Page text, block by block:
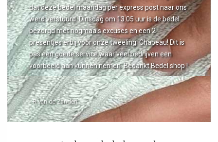
dat deze bedel maandag per express post naar ons
werd verstuurd. Dinsdag om 13.05 uur is de bedel
bezorgd met nogmaals excuses en een 2
presentjes erbij voor onze tweeling. Chapeau! Dit is
pas een goede service waar veel bedrijven een
voorbeeld aan kunnen nemen. Bedankt Bedel.shop !
- R van de Zanden